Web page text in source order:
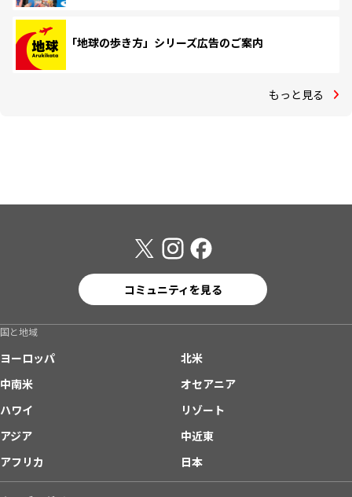
「地球の歩き方」シリーズ広告のご案内
もっと見る
コミュニティを見る
国と地域
ヨーロッパ
北米
中南米
オセアニア
ハワイ
リゾート
アジア
中近東
アフリカ
日本